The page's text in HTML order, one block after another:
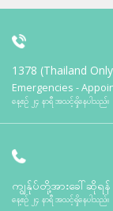
1378 (Thailand
Emergencies -
နေ့စဉ် ၂၄ နာရီ အသင့်ရှိနေပါသည်။
ကျွန်ုပ်တို့အားခေါ်ဆိုရန်
နေ့စဉ် ၂၄ နာရီ အသင့်ရှိနေပါသည်။